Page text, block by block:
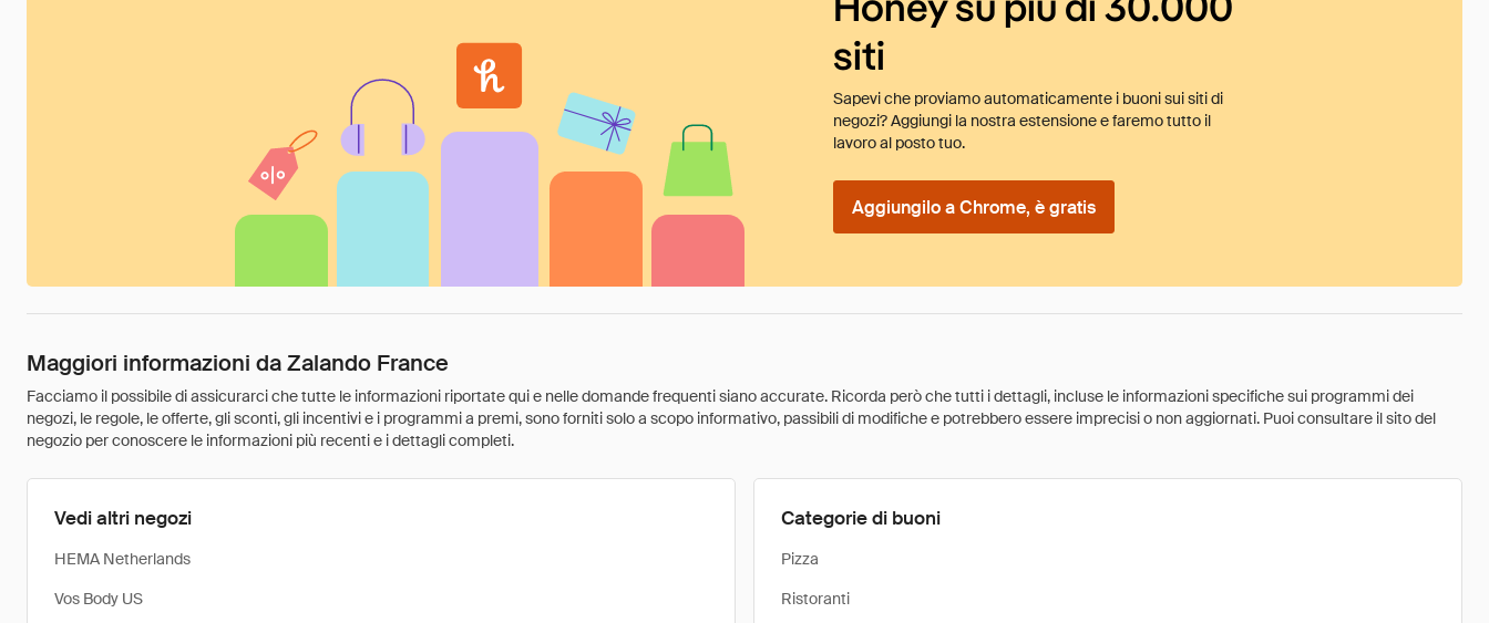
siti
Sapevi che proviamo automaticamente i buoni sui siti di
negozi? Aggiungi la nostra estensione e faremo tutto il
lavoro al posto tuo.
Aggiungilo a Chrome, è gratis
Maggiori informazioni da Zalando France
Facciamo il possibile di assicurarci che tutte le informazioni riportate qui e nelle domande frequenti siano accurate. Ricorda però che tutti i dettagli, incluse le informazioni specifiche sui programmi dei
negozi, le regole, le offerte, gli sconti, gli incentivi e i programmi a premi, sono forniti solo a scopo informativo, passibili di modifiche e potrebbero essere imprecisi o non aggiornati. Puoi consultare il sito del
negozio per conoscere le informazioni più recenti e i dettagli completi.
Vedi altri negozi
HEMA Netherlands
Vos Body US
Categorie di buoni
Pizza
Ristoranti